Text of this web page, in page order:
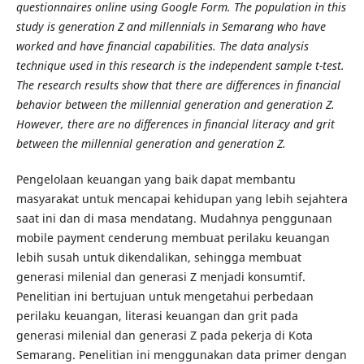
questionnaires online using Google Form. The population in this
study is generation Z and millennials in Semarang who have
worked and have financial capabilities. The data analysis
technique used in this research is the independent sample t-test.
The research results show that there are differences in financial
behavior between the millennial generation and generation Z.
However, there are no differences in financial literacy and grit
between the millennial generation and generation Z.
Pengelolaan keuangan yang baik dapat membantu
masyarakat untuk mencapai kehidupan yang lebih sejahtera
saat ini dan di masa mendatang. Mudahnya penggunaan
mobile payment cenderung membuat perilaku keuangan
lebih susah untuk dikendalikan, sehingga membuat
generasi milenial dan generasi Z menjadi konsumtif.
Penelitian ini bertujuan untuk mengetahui perbedaan
perilaku keuangan, literasi keuangan dan grit pada
generasi milenial dan generasi Z pada pekerja di Kota
Semarang. Penelitian ini menggunakan data primer dengan